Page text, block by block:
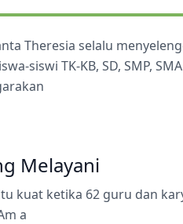
Theresia selalu
siswi TK-KB, SD, SMP,
Melayani
kuat ketika 62 guru dan
a